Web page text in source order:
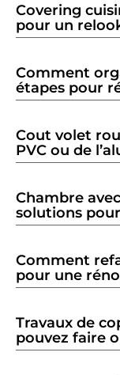
Covering
pour un
Comment
étapes pour
Cout volet
PVC ou de
Chambre
solutions
Comment
pour une
Travaux de
pouvez faire